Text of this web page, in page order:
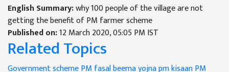
English Summary:why 100 people of the village are not
getting the benefit of PM farmer scheme
Published on:12 March 2020, 05:05 PM IST
Related Topics
Government schemePM fasal beema yojnapm kisaanPM